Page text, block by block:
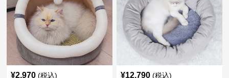
¥2,970 (税込) ¥12,790 (税込)